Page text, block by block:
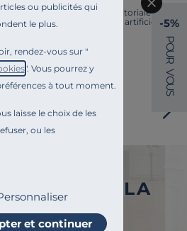
ou publicités qui
le plus.
rendez-vous sur "
". Vous pourrez y
à tout moment.
laisse le choix de les
ou les
et continuer
Notre équipe éditoriale a
à l'aide d'une intelligence artificielle.
à l'écoute. Tout comme la
fait partie de nos
VOUS À LA
-5%
P
O
U
R
V
O
U
S